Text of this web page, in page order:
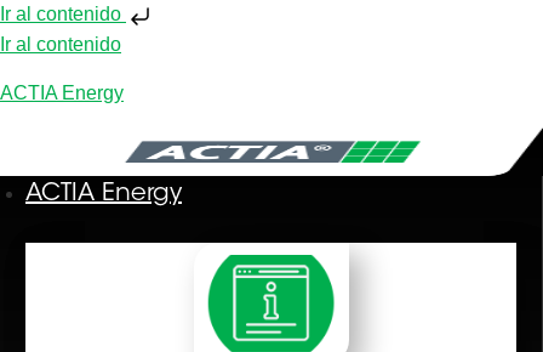
Ir al contenido
Ir al contenido
ACTIA Energy
ACTIA Energy